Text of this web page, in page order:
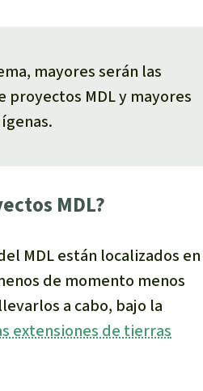
mayores serán las
MDL y mayores
MDL?
MDL están localizados en
de momento menos
a cabo, bajo la
extensiones de tierras